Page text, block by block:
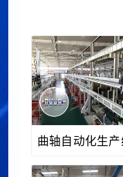
曲轴自动化生产